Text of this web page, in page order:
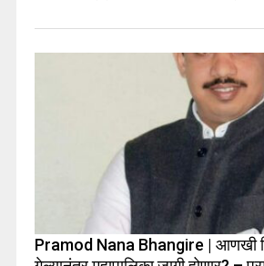
Pramod Nana Bhangire | आणखी